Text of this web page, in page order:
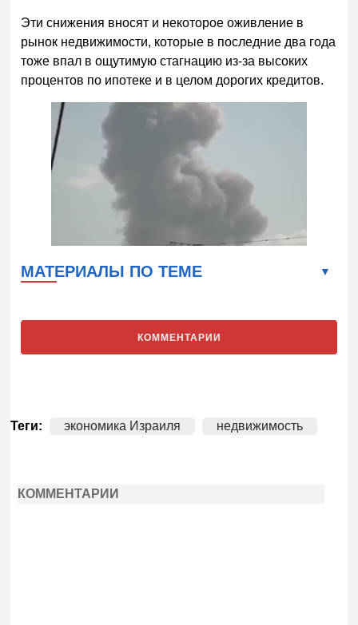
Эти снижения вносят и некоторое оживление в
рынок недвижимости, которые в последние два года
тоже впал в ощутимую стагнацию из-за высоких
процентов по ипотеке и в целом дорогих кредитов.
МАТЕРИАЛЫ ПО ТЕМЕ
КОММЕНТАРИИ
Теги: экономика Израиля недвижимость
КОММЕНТАРИИ